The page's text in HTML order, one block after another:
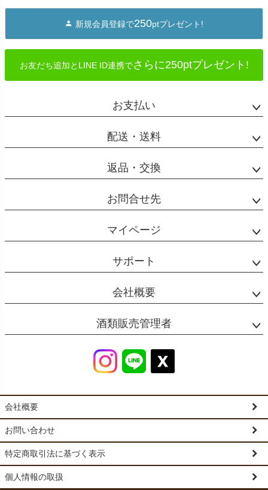
へ
新規会員登録で250ptプレゼント!
お友だち追加とLINE ID連携でさらに250ptプレゼント!
お支払い
配送・送料
返品・交換
お問合せ先
マイページ
サポート
会社概要
酒類販売管理者
会社概要
お問い合わせ
特定商取引法に基づく表示
個人情報の取扱